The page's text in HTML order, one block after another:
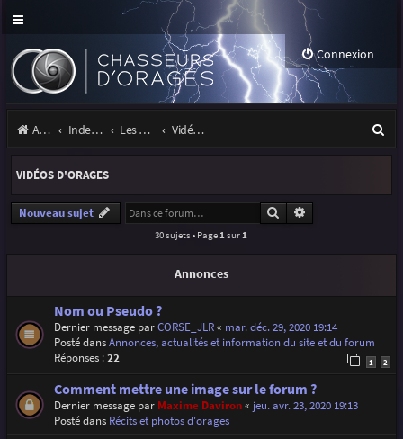
Connexion
Accueil Index du forum Les orages Vidéos d'orages
e
r
VIDÉOS D'ORAGES
Nouveau sujet Rechercher
30 sujets • Page 1 sur 1
Annonces
Nom ou Pseudo ?
Dernier message parCORSE_JLR« mar. déc. 29, 2020 19:14
Posté dansAnnonces, actualités et information du site et du forum
Réponses :22 1 2
Comment mettre une image sur le forum ?
Dernier message par Maxime Daviron« jeu. avr. 23, 2020 19:13
Posté dans Récits et photos d'orages